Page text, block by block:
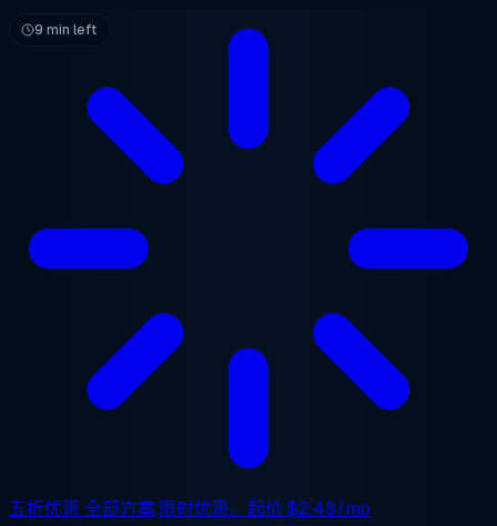
跳至主要内容
五折优惠 全部方案,限时优惠。起价$2.48/mo
9 min left